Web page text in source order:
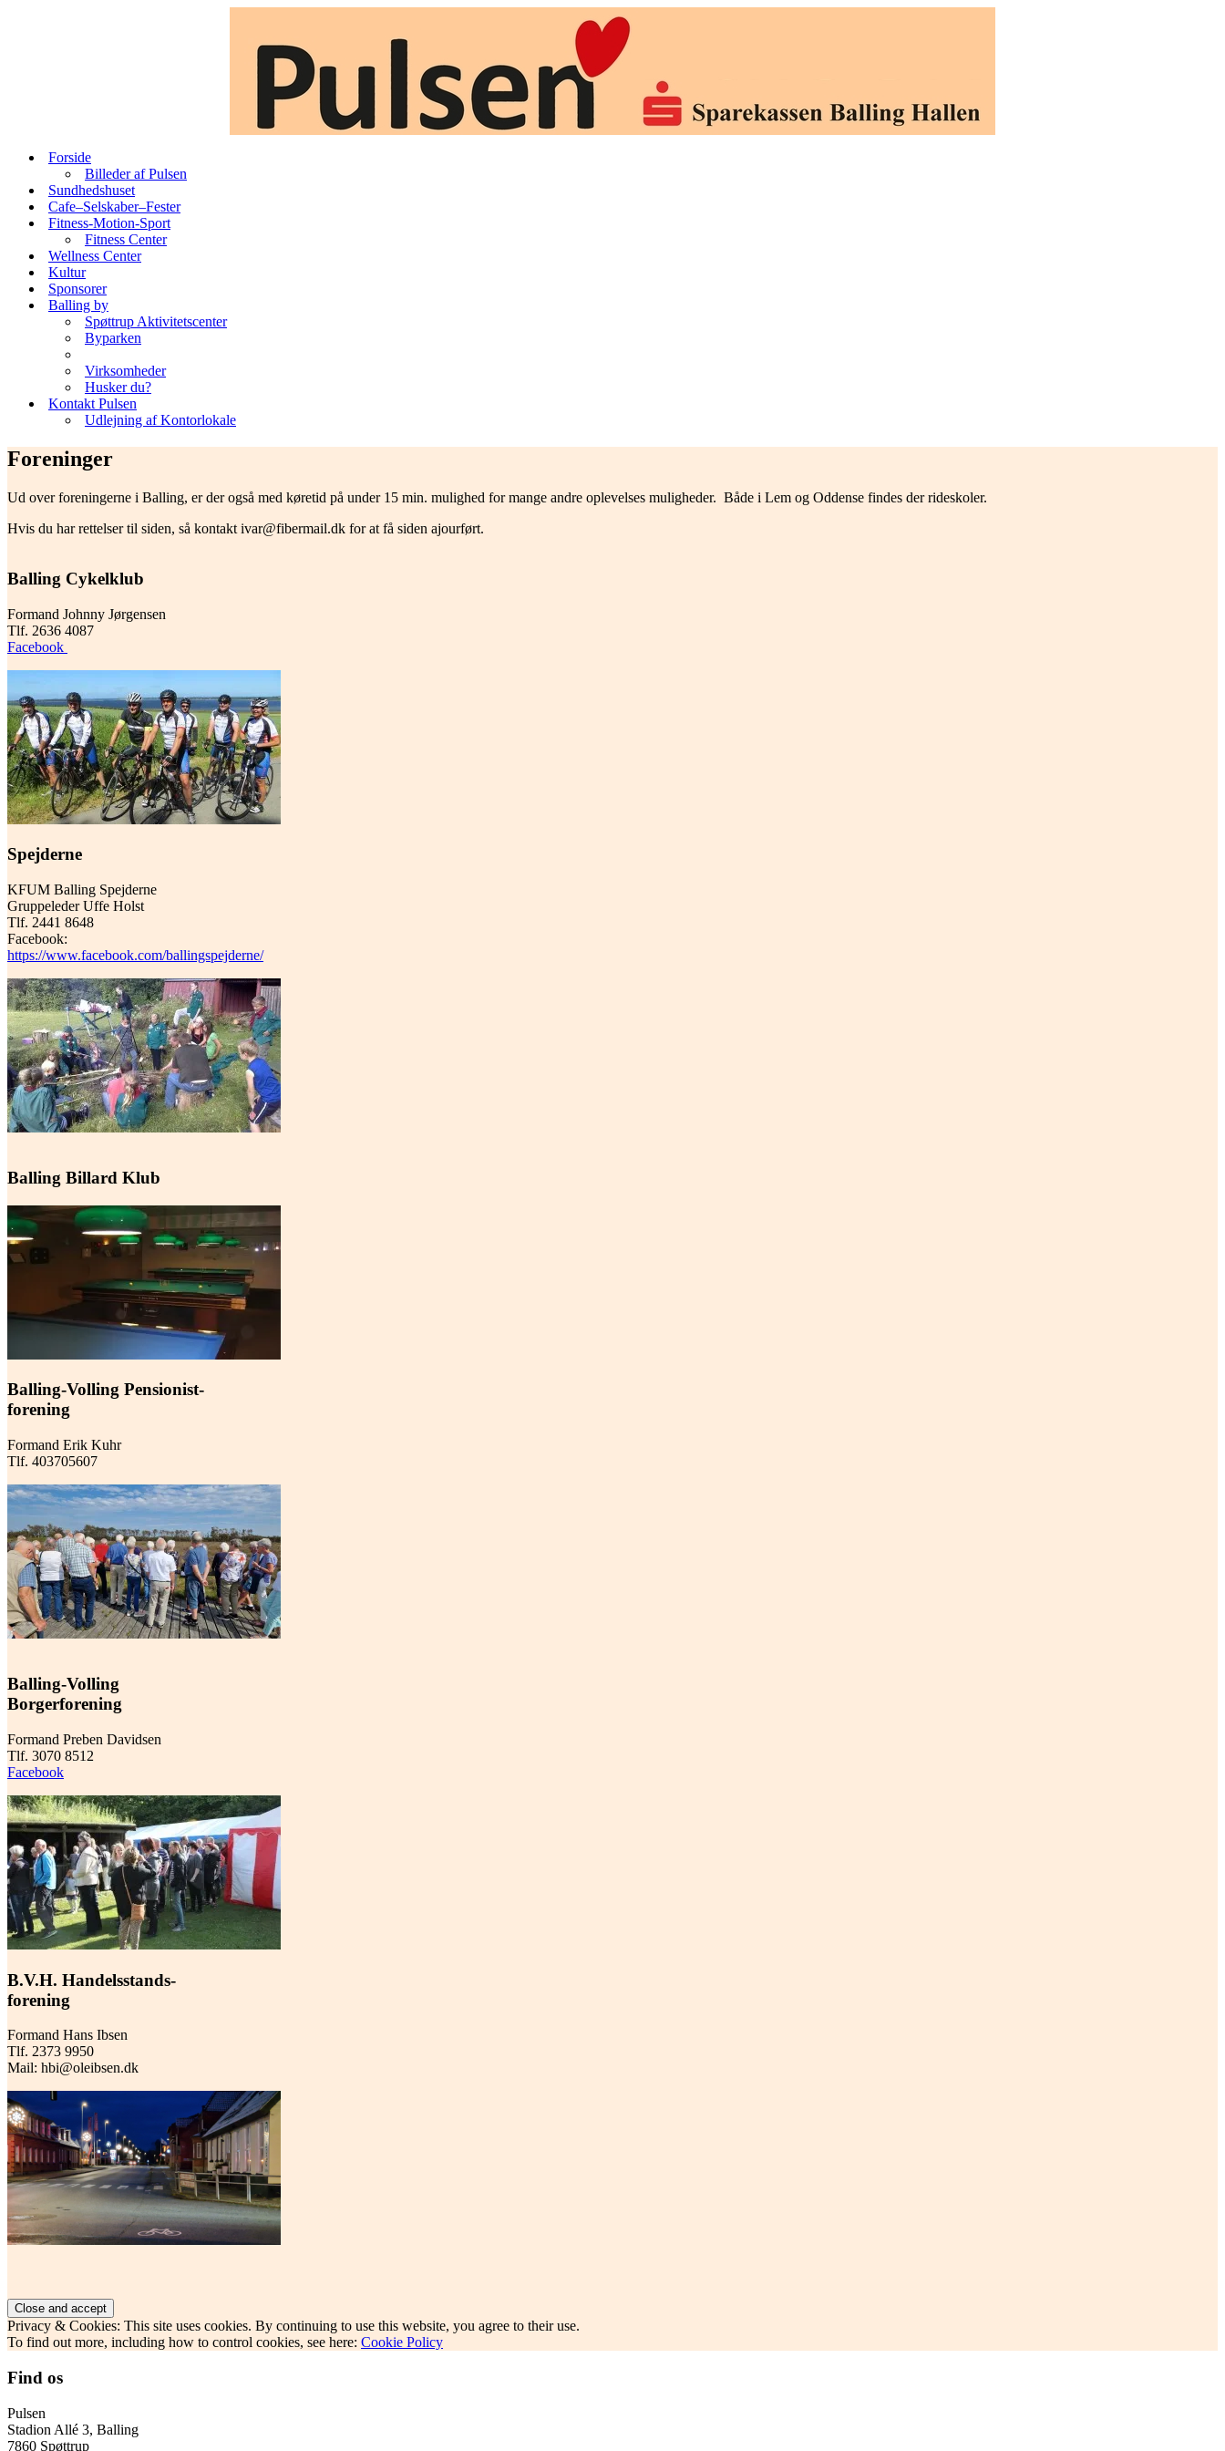
Forside
Billeder af Pulsen
Sundhedshuset
Cafe–Selskaber–Fester
Fitness-Motion-Sport
Fitness Center
Wellness Center
Kultur
Sponsorer
Balling by
Spøttrup Aktivitetscenter
Byparken
Virksomheder
Husker du?
Kontakt Pulsen
Udlejning af Kontorlokale
Foreninger
Ud over foreningerne i Balling, er der også med køretid på under 15 min. mulighed for mange andre oplevelses muligheder. Både i Lem og Oddense findes der rideskoler.
Hvis du har rettelser til siden, så kontakt ivar@fibermail.dk for at få siden ajourført.
Balling Cykelklub
Formand Johnny Jørgensen
Tlf. 2636 4087
Facebook
Spejderne
KFUM Balling Spejderne
Gruppeleder Uffe Holst
Tlf. 2441 8648
Facebook:
https://www.facebook.com/ballingspejderne/
Balling Billard Klub
Balling-Volling Pensionist-
forening
Formand Erik Kuhr
Tlf. 403705607
Balling-Volling
Borgerforening
Formand Preben Davidsen
Tlf. 3070 8512
Facebook
B.V.H. Handelsstands-
forening
Formand Hans Ibsen
Tlf. 2373 9950
Mail: hbi@oleibsen.dk
Privacy & Cookies: This site uses cookies. By continuing to use this website, you agree to their use.
To find out more, including how to control cookies, see here: Cookie Policy
Find os
Pulsen
Stadion Allé 3, Balling
7860 Spøttrup